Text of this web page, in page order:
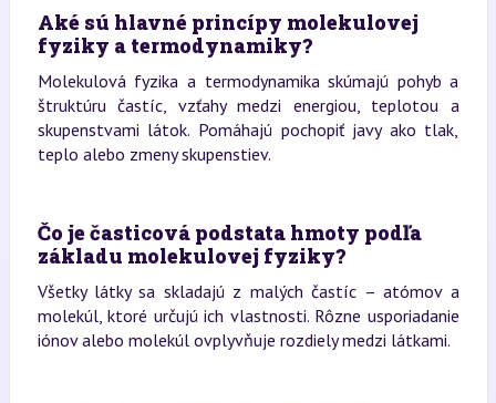
Aké sú hlavné princípy molekulovej
fyziky a termodynamiky?
Molekulová fyzika a termodynamika skúmajú pohyb a
štruktúru častíc, vzťahy medzi energiou, teplotou a
skupenstvami látok. Pomáhajú pochopiť javy ako tlak,
teplo alebo zmeny skupenstiev.
Čo je časticová podstata hmoty podľa
základu molekulovej fyziky?
Všetky látky sa skladajú z malých častíc – atómov a
molekúl, ktoré určujú ich vlastnosti. Rôzne usporiadanie
iónov alebo molekúl ovplyvňuje rozdiely medzi látkami.